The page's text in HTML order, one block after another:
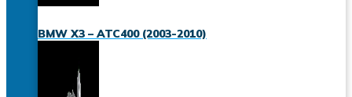
BMW X3 – ATC400 (2003-2010)